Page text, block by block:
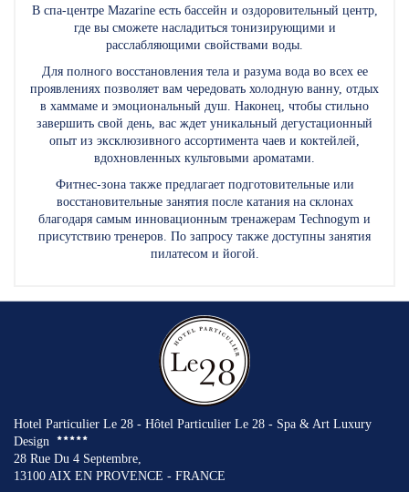
В спа-центре Mazarine есть бассейн и оздоровительный центр,
где вы сможете насладиться тонизирующими и
расслабляющими свойствами воды.
Для полного восстановления тела и разума вода во всех ее
проявлениях позволяет вам чередовать холодную ванну, отдых
в хаммаме и эмоциональный душ. Наконец, чтобы стильно
завершить свой день, вас ждет уникальный дегустационный
опыт из эксклюзивного ассортимента чаев и коктейлей,
вдохновленных культовыми ароматами.
Фитнес-зона также предлагает подготовительные или
восстановительные занятия после катания на склонах
благодаря самым инновационным тренажерам Technogym и
присутствию тренеров. По запросу также доступны занятия
пилатесом и йогой.
Hotel Particulier Le 28 - Hôtel Particulier Le 28 - Spa & Art Luxury
Design
28 Rue Du 4 Septembre,
13100 AIX EN PROVENCE - FRANCE